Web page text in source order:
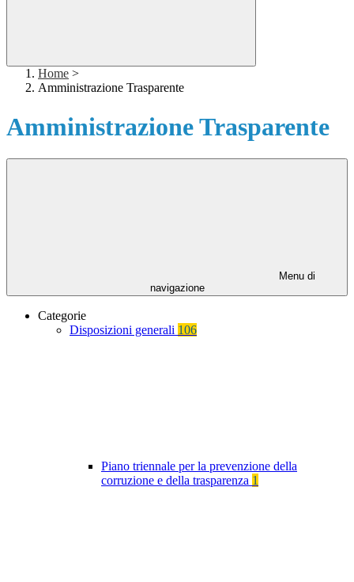
Home >
Amministrazione Trasparente
Amministrazione Trasparente
Menu di
navigazione
Categorie
Disposizioni generali 106
Piano triennale per la prevenzione della
corruzione e della trasparenza 1